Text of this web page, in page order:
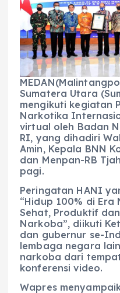
b
o
o
k
A
p
p
r
a
m
Sumatera Utara
mengikuti kegiatan
Narkotika
virtual oleh Badan
RI, yang dihadiri
Amin, Kepala BNN
dan Menpan-RB
pagi.
Peringatan HANI
“Hidup 100% di Era
Sehat, Produktif
Narkoba”, diikuti
dan gubernur se-
lembaga negara
narkoba dari
konferensi video.
Wapres